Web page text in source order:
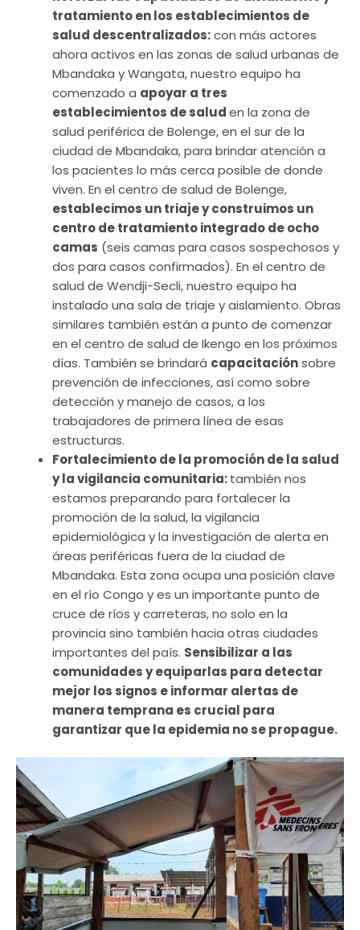
tratamiento en los establecimientos de
salud descentralizados:con más actores
ahora activos en las zonas de salud urbanas de
Mbandaka y Wangata, nuestro equipo ha
comenzado a apoyar a tres
establecimientos de saluden la zona de
salud periférica de Bolenge, en el sur de la
ciudad de Mbandaka, para brindar atención a
los pacientes lo más cerca posible de donde
viven. En el centro de salud de Bolenge,
establecimos un triaje y construimos un
centro de tratamiento integrado de ocho
camas (seis camas para casos sospechosos y
dos para casos confirmados). En el centro de
salud de Wendji-Secli, nuestro equipo ha
instalado una sala de triaje y aislamiento. Obras
similares también están a punto de comenzar
en el centro de salud de Ikengo en los próximos
días. También se brindará capacitaciónsobre
prevención de infecciones, así como sobre
detección y manejo de casos, a los
trabajadores de primera línea de esas
estructuras.
Fortalecimiento de la promoción de la salud
y la vigilancia comunitaria:también nos
estamos preparando para fortalecer la
promoción de la salud, la vigilancia
epidemiológica y la investigación de alerta en
áreas periféricas fuera de la ciudad de
Mbandaka. Esta zona ocupa una posición clave
en el río Congo y es un importante punto de
cruce de ríos y carreteras, no solo en la
provincia sino también hacia otras ciudades
importantes del país. Sensibilizar a las
comunidades y equiparlas para detectar
mejor los signos e informar alertas de
manera temprana es crucial para
garantizar que la epidemia no se propague.